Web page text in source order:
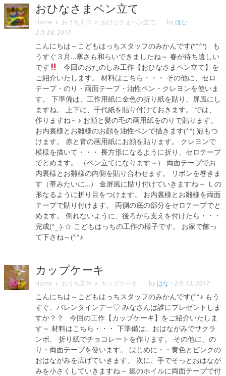
おひなさまペン立て
Home おうち工作 おひなさまペン立て by はな -
2月 24, 2017
こんにちは～こどもはっちスタッフのみかんです(*^^*) も
うすぐ３月…寒さも和らいできましたね～ 春が待ち遠しい
です
今回のおたのしみ工作【おひなさまペン立て】を
ご紹介いたします。 材料はこちら・・・ その他に、セロ
テープ・のり・両面テープ・油性ペン・クレヨンを使いま
す。 下準備は、工作用紙に金色の折り紙を貼り、屏風にし
ますね。 上下に、千代紙を貼り付けておきます。 では、
作りますね～♪ お顔と髪の毛の画用紙をのりで貼ります。
お内裏様とお雛様のお顔を油性ペンで描きます(^^) 冠もつ
けます。 赤と青の画用紙にお顔を貼ります。 クレヨンで
模様を描いて・・・ 長方形になるように折り、セロテープ
でとめます。 （ペン立てになります～） 両面テープでお
内裏様とお雛様の内側を貼り合わせます。 リボンを巻きま
す（帯みたいに…） 金屏風に貼り付けていきますね～ Ｌの
形なるように折り目をつけます。 お内裏様とお雛様を両面
テープで貼り付けます。 両側の底の部分をセロテープでと
めます。 倒れないように、後ろから支えを付けたら・・・
完成(^_-)-☆ こどもはっちの工作の様子です。 お家で飾っ
て下さね～(^^♪
カップケーキ
Home おうち工作 カップケーキ by はな - 2月 13, 2017
こんにちは～こどもはっちスタッフのみかんです(^^♪ もう
すぐ、バレンタインデー♡ みなさんは誰にプレゼントしま
すか？？ 今回の工作【カップケーキ】をご紹介いたしま
す～ 材料はこちら・・・ 下準備は、おはながみでサクラ
ンボ、 折り紙でチョコレートを作ります。 その他に、の
り・両面テープを使います。 はじめに・・黄色とピンクの
おはながみを広げていきます。 次に、手でそっとおはなが
みを小さくしていきますね～ 銀のホイルに両面テープで付